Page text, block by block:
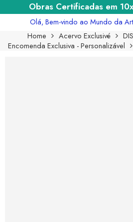
Obras Certificadas em
Olá, Bem-vindo ao Mundo da
Home
Acervo Exclusivé
Encomenda Exclusiva - Personalizável